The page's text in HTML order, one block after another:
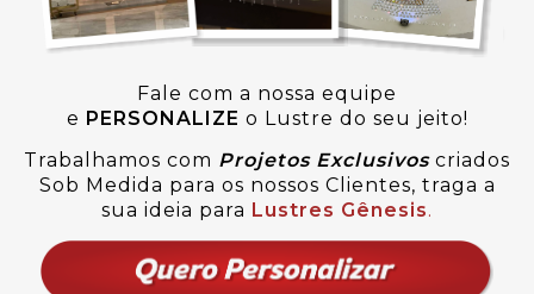
Fale com a nossa equipe
e PERSONALIZE o Lustre do seu jeito!
Trabalhamos com Projetos Exclusivoscriados
Sob Medida para os nossos Clientes, traga a
sua ideia para Lustres Gênesis.